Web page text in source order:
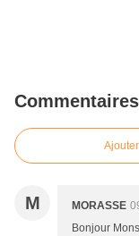
Commentaires
M MORASSE
Bonjour